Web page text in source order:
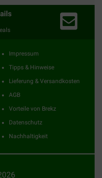
Impressum
Tipps & Hinweise
Lieferung & Versandkosten
AGB
Vorteile von Brekz
Datenschutz
Nachhaltigkeit